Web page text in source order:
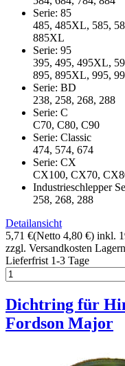
Serie: 85
485, 485XL, 585,
885XL
Serie: 95
395, 495, 495XL,
895, 895XL, 995,
Serie: BD
238, 258, 268, 288
Serie: C
C70, C80, C90
Serie: Classic
474, 574, 674
Serie: CX
CX100, CX70,
258, 268, 288
Detailansicht
5,71 €(Netto 4,80 €) inkl.
zzgl. Versandkosten
Lieferfrist 1-3 Tage
Dichtring für
Fordson Major